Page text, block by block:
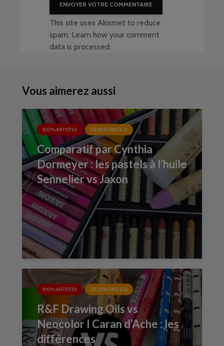
This site uses Akismet to reduce
spam. Learn how your comment
data is processed.
Vous aimerez aussi
100% ARTISTES DESSIN PASTELS
Comparatif par Cynthia
Dormeyer : les pastels à l’huile
Sennelier vs Jaxon
100% ARTISTES DESSIN PASTELS
R&F Drawing Oils vs
Neocolor I Caran d’Ache : les
différences